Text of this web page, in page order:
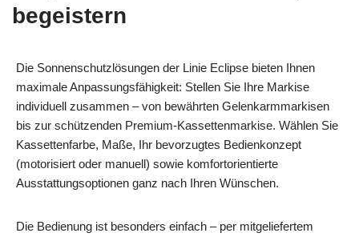
begeistern
Die Sonnenschutzlösungen der Linie Eclipse bieten Ihnen
maximale Anpassungsfähigkeit: Stellen Sie Ihre Markise
individuell zusammen – von bewährten Gelenkarmmarkisen
bis zur schützenden Premium-Kassettenmarkise. Wählen Sie
Kassettenfarbe, Maße, Ihr bevorzugtes Bedienkonzept
(motorisiert oder manuell) sowie komfortorientierte
Ausstattungsoptionen ganz nach Ihren Wünschen.
Die Bedienung ist besonders einfach – per mitgeliefertem